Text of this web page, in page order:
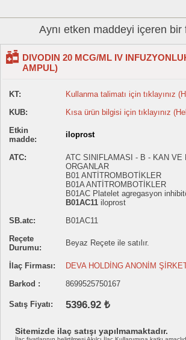
Aynı etken maddeyi içeren bir
DIVODIN 20 MCG/ML IV
AMPUL)
KT:
Kullanma talimatı için tıklayınız
KUB:
Kısa ürün bilgisi için tıklayınız
Etkin
madde:
iloprost
ATC:
ATC SINIFLAMASI - B - KAN VE
ORGANLAR
B01 ANTİTROMBOTİKLER
B01A ANTİTROMBOTİKLER
B01AC Platelet agregasyon
B01AC11 iloprost
SB.atc:
B01AC11
Reçete
Durumu:
Beyaz Reçete ile satılır.
İlaç Firması:
DEVA HOLDİNG ANONİM
Barkod :
8699525750167
Satış Fiyatı: 5396.92 ₺
Sitemizde ilaç satışı yapılmamaktadır.